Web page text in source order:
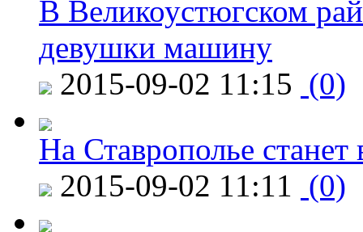
В Великоустюгском
девушки машину
2015-09-02 11:15 (0)
На Ставрополье
2015-09-02 11:11 (0)